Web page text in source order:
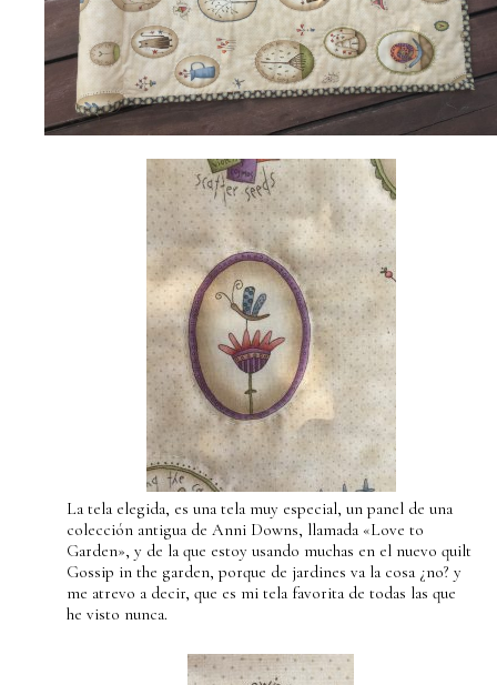
La tela elegida, es una tela muy especial, un panel de una
colección antigua de Anni Downs, llamada «Love to
Garden», y de la que estoy usando muchas en el nuevo quilt
Gossip in the garden, porque de jardines va la cosa ¿no? y
me atrevo a decir, que es mi tela favorita de todas las que
he visto nunca.